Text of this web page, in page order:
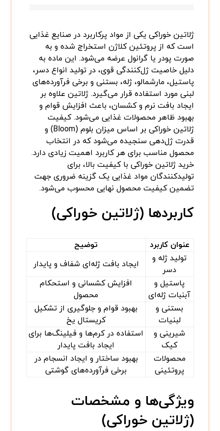
ژلاتین خوراکی یکی از مواد پرکاربرد در صنایع غذایی
است که از پروتئین کلاژن استخراج شده و به
صورت پودر یا گرانول عرضه می‌شود. این ماده به
دلیل خاصیت ژل‌کنندگی قوی، در تولید انواع دسر،
پاستیل، مارشمالو، ژله، بستنی و برخی فرآورده‌های
لبنی مورد استفاده قرار می‌گیرد. ژلاتین علاوه بر
ایجاد بافت نرم و کشسان، باعث افزایش قوام و
بهبود ظاهر محصولات غذایی می‌شود. کیفیت
ژلاتین خوراکی بر اساس میزان بلوم (Bloom) و
قدرت ژل‌دهی سنجیده می‌شود که در انتخاب
محصول مناسب برای هر کاربرد اهمیت زیادی دارد.
خرید ژلاتین خوراکی با کیفیت بالا، برای
تولیدکنندگان مواد غذایی یک گزینه ضروری جهت
تضمین کیفیت محصول نهایی محسوب می‌شود.
کاربردها (ژلاتین خوراکی)
عنوان کاربرد
توضیح
تولید ژله و
دسر
ایجاد بافت ژله‌ای شفاف و پایدار
پاستیل و
آبنبات ژله‌ای
افزایش کشسانی و استحکام
محصول
بستنی و
لبنیات
بهبود قوام و جلوگیری از تشکیل
کریستال یخ
شیرینی و
کیک
استفاده در کرم‌ها و فیلینگ‌ها برای
ایجاد بافت پایدار
محصولات
پروتئینی
بهبود ساختار و ایجاد انسجام در
برخی فرآورده‌های گوشتی
ویژگی‌ها و مشخصات
(ژلاتین خوراکی)